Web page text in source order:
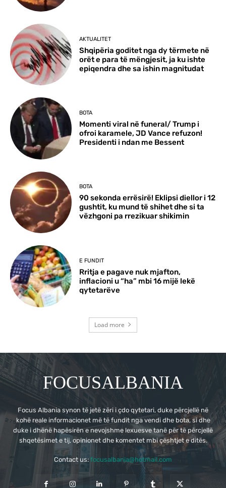
AKTUALITET
Shqipëria goditet nga dy tërmete në
orët e para të mëngjesit, ja ku ishte
epiqendra dhe sa ishin magnitudat
BOTA
Momenti viral në funeral/ Trump i
ofroi karamele, JD Vance refuzon!
Presidenti i ndan me Bessent
BOTA
90 sekonda errësirë! Eklipsi diellor i 12
gushtit, ku mund të shihet dhe si ta
vëzhgoni pa rrezikuar shikimin
E FUNDIT
Rritja e pagave nuk mjafton,
inflacioni u “ha” mbi 16 mijë lekë
qytetarëve
Load more
FOCUSALBANIA
Focus Albania synon të jetë zëri i çdo qytetari, duke përcjellë në
kohë reale informacionet më të fundit nga vendi dhe bota, si dhe
duke i dhënë hapësirën e nevojshme lexuesve tanë për të përcjellë
shqetësimet e tij, opinionet dhe komentet mbi çështjet e ditës.
Contact us:focusalbania@hotmail.com